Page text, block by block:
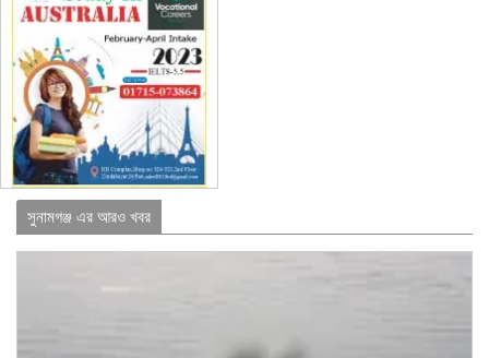
সুনামগঞ্জ এর আরও খবর